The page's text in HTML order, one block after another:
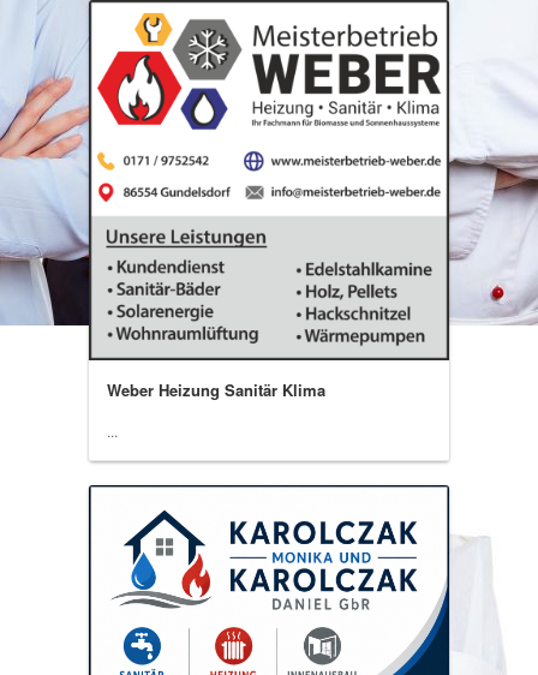
Weber Heizung Sanitär Klima
...